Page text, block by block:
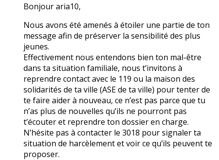
Bonjour aria10,
Nous avons été amenés à étoiler une partie de ton
message afin de préserver la sensibilité des plus
jeunes.
Effectivement nous entendons bien ton mal-être
dans ta situation familiale, nous t’invitons à
reprendre contact avec le 119 ou la maison des
solidarités de ta ville (ASE de ta ville) pour tenter de
te faire aider à nouveau, ce n’est pas parce que tu
n’as plus de nouvelles qu’ils ne pourront pas
t’écouter et reprendre ton dossier en charge.
N’hésite pas à contacter le 3018 pour signaler ta
situation de harcèlement et voir ce qu’ils peuvent te
proposer.